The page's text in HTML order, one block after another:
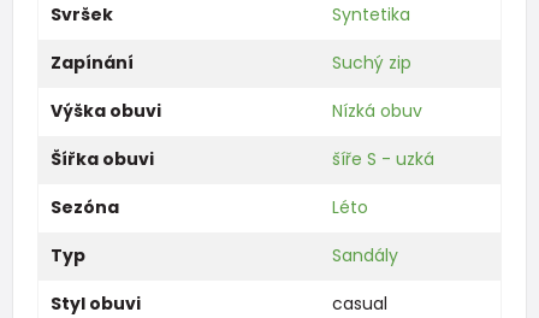
Svršek
Syntetika
Zapínání
Suchý zip
Výška obuvi
Nízká obuv
Šířka obuvi
šíře S - uzká
Sezóna
Léto
Typ
Sandály
Styl obuvi
casual